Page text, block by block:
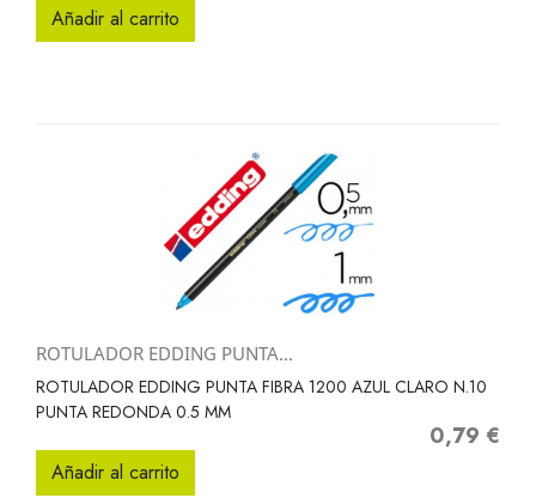
Añadir al carrito
ROTULADOR EDDING PUNTA...
ROTULADOR EDDING PUNTA FIBRA 1200 AZUL CLARO N.10
PUNTA REDONDA 0.5 MM
Precio
0,79 €
Añadir al carrito